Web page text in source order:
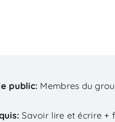
public Membres du
Savoir lire et écrire +